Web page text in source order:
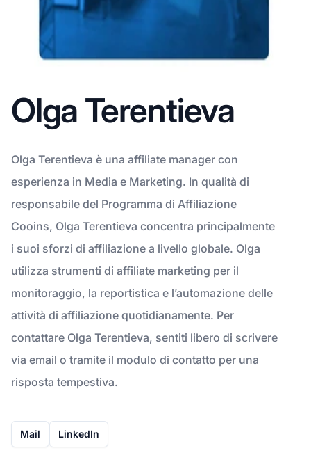
Olga Terentieva
Olga Terentieva è una affiliate manager con
esperienza in Media e Marketing. In qualità di
responsabile del Programma di Affiliazione
Cooins, Olga Terentieva concentra principalmente
i suoi sforzi di affiliazione a livello globale. Olga
utilizza strumenti di affiliate marketing per il
monitoraggio, la reportistica e l’automazione delle
attività di affiliazione quotidianamente. Per
contattare Olga Terentieva, sentiti libero di scrivere
via email o tramite il modulo di contatto per una
risposta tempestiva.
Mail LinkedIn